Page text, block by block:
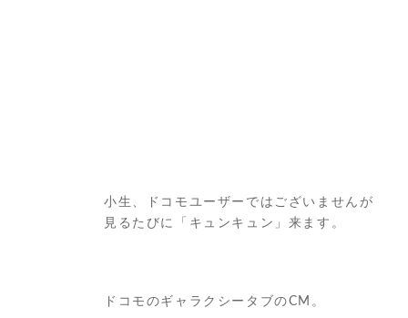
小生、ドコモユーザーではございませんが
見るたびに「キュンキュン」来ます。
ドコモのギャラクシータブのCM。